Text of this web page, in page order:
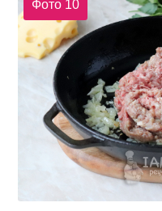
Фото 10